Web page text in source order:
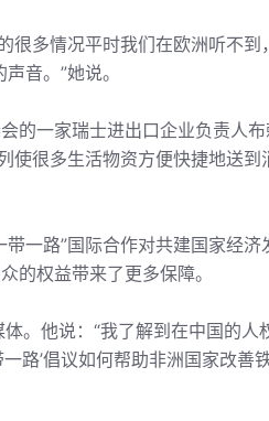
很多情况平时我们在欧洲听不
音。”她说。
的一家瑞士进出口企业负责人
使很多生活物资方便快捷地送
一路”国际合作对共建国家经
的权益带来了更多保障。
。他说：“我了解到在中国的
路’倡议如何帮助非洲国家改善